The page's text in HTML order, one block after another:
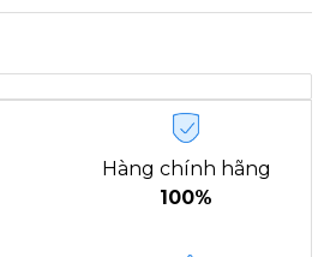
Hàng chính hãng
100%